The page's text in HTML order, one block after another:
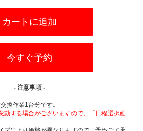
カートに追加
今すぐ予約
- 注意事項 -
換作業1台分です。
する場合がございますので、「日程選択画